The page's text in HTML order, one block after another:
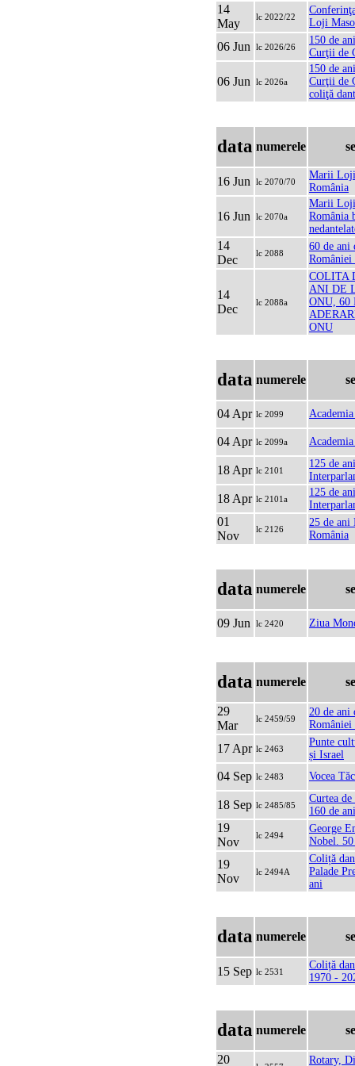
14
May
lc 2022/22
Loji
06 Jun lc 2026/26
150 de
Curţii de
06 Jun lc 2026a
150 de
Curţii de
coliţă
data numerele
16 Jun lc 2070/70
Marii
România
16 Jun lc 2070a
Marii
România
14
Dec
lc 2088
60 de ani
14
Dec
lc 2088a
COLITA
ANI DE
ONU, 60
ONU
data numerele
04 Apr lc 2099
04 Apr lc 2099a
18 Apr lc 2101
125 de
18 Apr lc 2101a
125 de
01
Nov
lc 2126
25 de ani
România
data numerele
09 Jun lc 2420 Ziua
data numerele
29
Mar
lc 2459/59
20 de ani
17 Apr lc 2463
Punte
și Israel
04 Sep lc 2483 Vocea
18 Sep lc 2485/85
Curtea
160 de ani
19
Nov
lc 2494
George
Nobel.
19
Nov
lc 2494A
Coliță
Palade
ani
data numerele
15 Sep lc 2531
Coliță
1970 -
data numerele
20
Rotary,